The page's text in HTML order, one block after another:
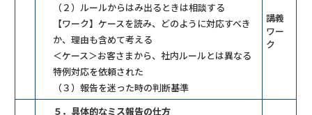
（２）ルールからはみ出るときは相談する
【ワーク】ケースを読み、どのように対応すべき
か、理由も含めて考える
＜ケース＞お客さまから、社内ルールとは異なる
特例対応を依頼された
（３）報告を迷った時の判断基準
講義
ワー
ク
５．具体的なミス報告の仕方